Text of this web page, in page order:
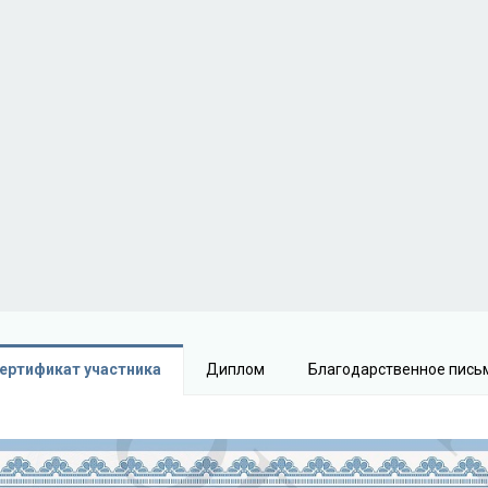
участника Диплом Благодарственное